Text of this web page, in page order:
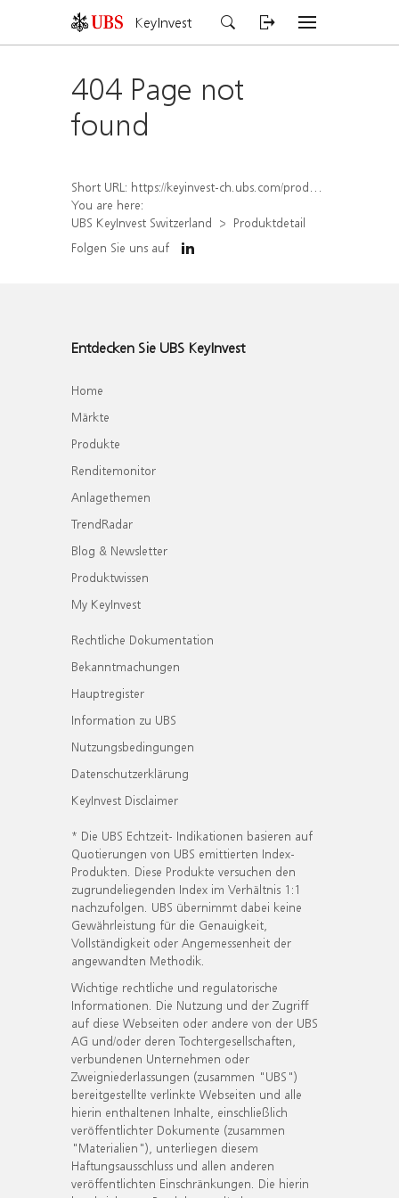
KeyInvest
404 Page not
found
Short URL: https://keyinvest-ch.ubs.com/produkt/detail/index/isin/CH1564680804
You are here:
UBS KeyInvest Switzerland
Produktdetail
Folgen Sie uns auf
Entdecken Sie UBS KeyInvest
Home
Märkte
Produkte
Renditemonitor
Anlagethemen
TrendRadar
Blog & Newsletter
Produktwissen
My KeyInvest
Rechtliche Dokumentation
Bekanntmachungen
Hauptregister
Information zu UBS
Nutzungsbedingungen
Datenschutzerklärung
KeyInvest Disclaimer
* Die UBS Echtzeit- Indikationen basieren auf
Quotierungen von UBS emittierten Index-
Produkten. Diese Produkte versuchen den
zugrundeliegenden Index im Verhältnis 1:1
nachzufolgen. UBS übernimmt dabei keine
Gewährleistung für die Genauigkeit,
Vollständigkeit oder Angemessenheit der
angewandten Methodik.
Wichtige rechtliche und regulatorische
Informationen. Die Nutzung und der Zugriff
auf diese Webseiten oder andere von der UBS
AG und/oder deren Tochtergesellschaften,
verbundenen Unternehmen oder
Zweigniederlassungen (zusammen "UBS")
bereitgestellte verlinkte Webseiten und alle
hierin enthaltenen Inhalte, einschließlich
veröffentlichter Dokumente (zusammen
"Materialien"), unterliegen diesem
Haftungsausschluss und allen anderen
veröffentlichten Einschränkungen. Die hierin